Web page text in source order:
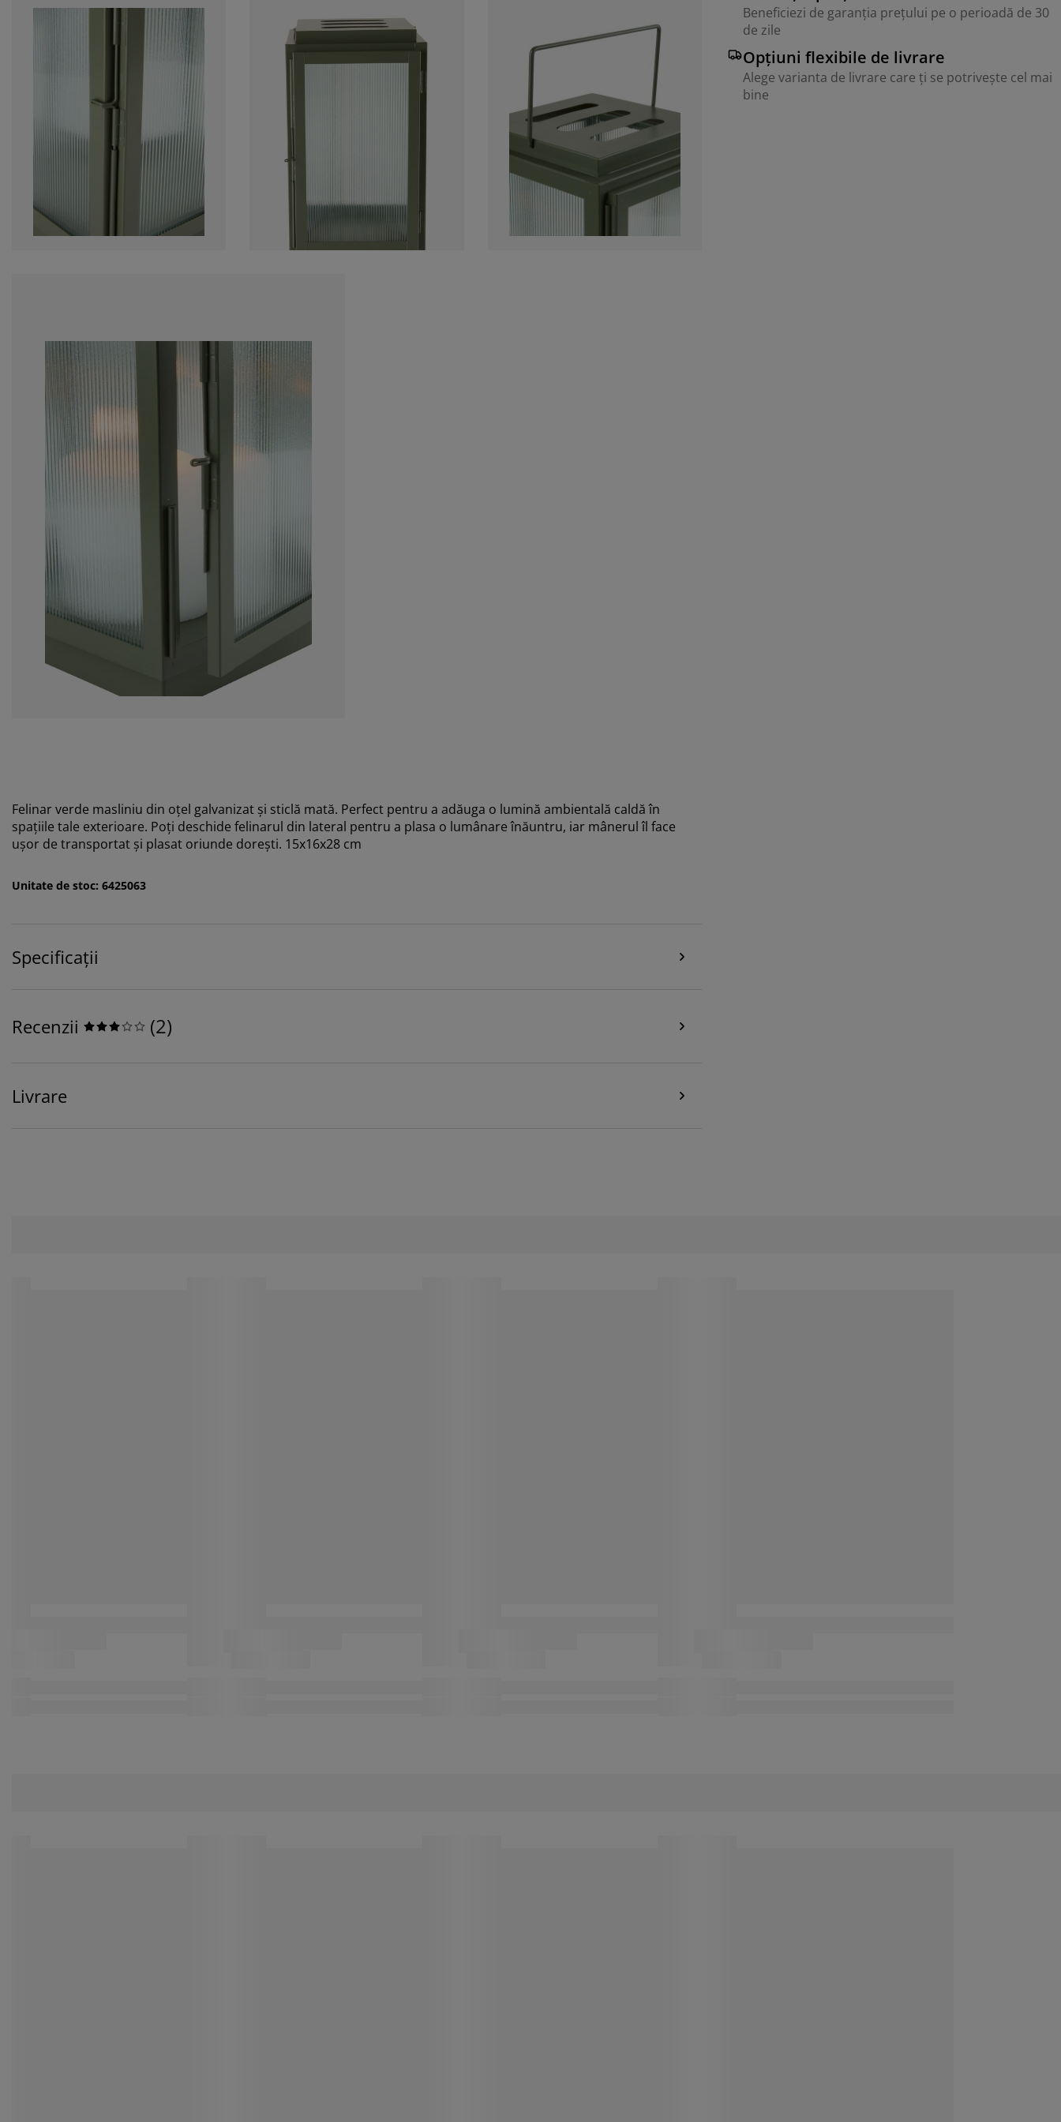
Beneficiezi de garanția prețului pe o perioadă de 30
de zile
Opțiuni flexibile de livrare
Alege varianta de livrare care ți se potrivește cel mai
bine
Felinar verde masliniu din oțel galvanizat și sticlă mată. Perfect pentru a adăuga o lumină ambientală caldă în
spațiile tale exterioare. Poți deschide felinarul din lateral pentru a plasa o lumânare înăuntru, iar mânerul îl face
ușor de transportat și plasat oriunde dorești. 15x16x28 cm
Unitate de stoc: 6425063
Specificații
Recenzii (2)
Livrare